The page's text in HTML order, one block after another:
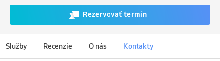
Rezervovať termín
Služby Recenzie O nás Kontakty